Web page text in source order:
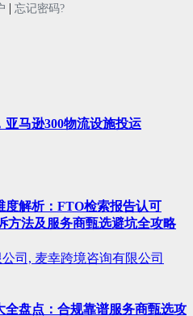
| 忘记密码?
亚马逊300物流设施投运
度解析：FTO检索报告认可
方法及服务商甄选避坑全攻略
司, 麦幸跨境咨询有限公司
全盘点：合规靠谱服务商甄选攻